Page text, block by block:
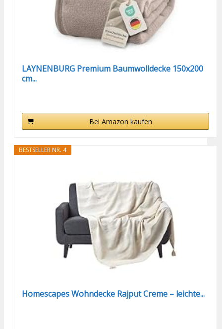
LAYNENBURG Premium Baumwolldecke 150x200
cm...
Bei Amazon kaufen
BESTSELLER NR. 4
Homescapes Wohndecke Rajput Creme – leichte...